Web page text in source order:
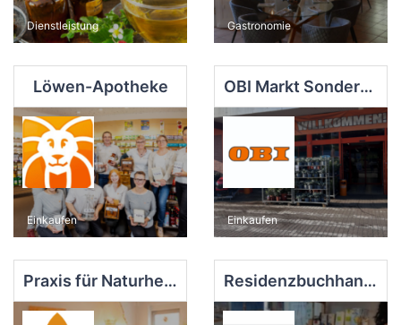
Dienstleistung Gastronomie
Löwen-Apotheke
Einkaufen
OBI Markt Sondershausen
Einkaufen
Praxis für Naturheilkunde und Craniosacraltherapie Nadja Seiferling Residenzbuchhandlung